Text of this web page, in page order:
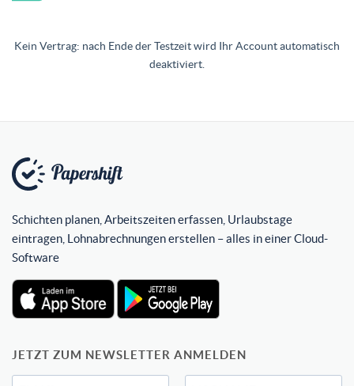
Kein Vertrag: nach Ende der Testzeit wird Ihr Account automatisch
deaktiviert.
Schichten planen, Arbeitszeiten erfassen, Urlaubstage
eintragen, Lohnabrechnungen erstellen – alles in einer Cloud-
Software
JETZT ZUM NEWSLETTER ANMELDEN